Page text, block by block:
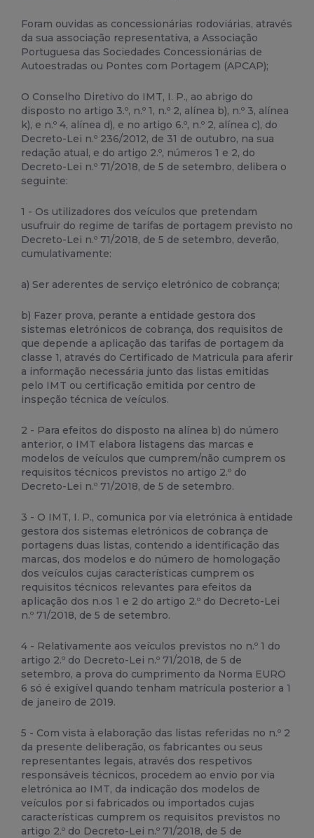
Foram ouvidas as concessionárias rodoviárias, através
da sua associação representativa, a Associação
Portuguesa das Sociedades Concessionárias de
Autoestradas ou Pontes com Portagem (APCAP);
O Conselho Diretivo do IMT, I. P., ao abrigo do
disposto no artigo 3.º, n.º 1, n.º 2, alínea b), n.º 3, alínea
k), e n.º 4, alínea d), e no artigo 6.º, n.º 2, alínea c), do
Decreto-Lei n.º 236/2012, de 31 de outubro, na sua
redação atual, e do artigo 2.º, números 1 e 2, do
Decreto-Lei n.º 71/2018, de 5 de setembro, delibera o
seguinte:
1 - Os utilizadores dos veículos que pretendam
usufruir do regime de tarifas de portagem previsto no
Decreto-Lei n.º 71/2018, de 5 de setembro, deverão,
cumulativamente:
a) Ser aderentes de serviço eletrónico de cobrança;
b) Fazer prova, perante a entidade gestora dos
sistemas eletrónicos de cobrança, dos requisitos de
que depende a aplicação das tarifas de portagem da
classe 1, através do Certificado de Matricula para aferir
a informação necessária junto das listas emitidas
pelo IMT ou certificação emitida por centro de
inspeção técnica de veículos.
2 - Para efeitos do disposto na alínea b) do número
anterior, o IMT elabora listagens das marcas e
modelos de veículos que cumprem/não cumprem os
requisitos técnicos previstos no artigo 2.º do
Decreto-Lei n.º 71/2018, de 5 de setembro.
3 - O IMT, I. P., comunica por via eletrónica à entidade
gestora dos sistemas eletrónicos de cobrança de
portagens duas listas, contendo a identificação das
marcas, dos modelos e do número de homologação
dos veículos cujas características cumprem os
requisitos técnicos relevantes para efeitos da
aplicação dos n.os 1 e 2 do artigo 2.º do Decreto-Lei
n.º 71/2018, de 5 de setembro.
4 - Relativamente aos veículos previstos no n.º 1 do
artigo 2.º do Decreto-Lei n.º 71/2018, de 5 de
setembro, a prova do cumprimento da Norma EURO
6 só é exigível quando tenham matrícula posterior a 1
de janeiro de 2019.
5 - Com vista à elaboração das listas referidas no n.º 2
da presente deliberação, os fabricantes ou seus
representantes legais, através dos respetivos
responsáveis técnicos, procedem ao envio por via
eletrónica ao IMT, da indicação dos modelos de
veículos por si fabricados ou importados cujas
características cumprem os requisitos previstos no
artigo 2.º do Decreto-Lei n.º 71/2018, de 5 de